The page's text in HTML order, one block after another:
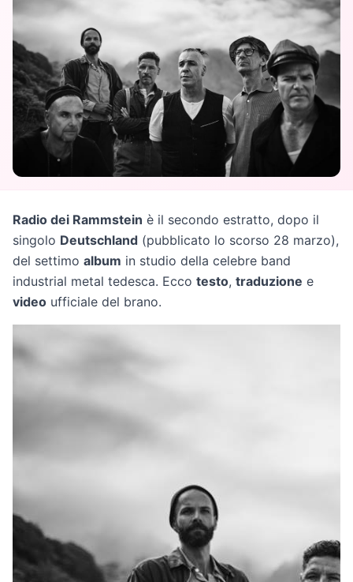
Radio dei Rammstein è il secondo estratto, dopo il
singolo Deutschland (pubblicato lo scorso 28 marzo),
del settimo album in studio della celebre band
industrial metal tedesca. Ecco testo, traduzione e
video ufficiale del brano.